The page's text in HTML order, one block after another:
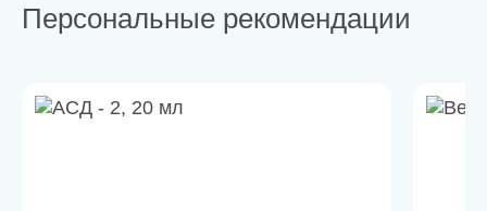
Персональные рекомендации